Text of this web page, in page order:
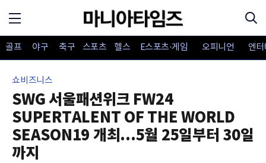
골프 야구 축구 스포츠 헬스 E스포츠·게임 오피니언 엔
쇼비즈니스
SWG 서울패션위크 FW24
SUPERTALENT OF THE WORLD
SEASON19 개최...5월 25일부터 30일
까지